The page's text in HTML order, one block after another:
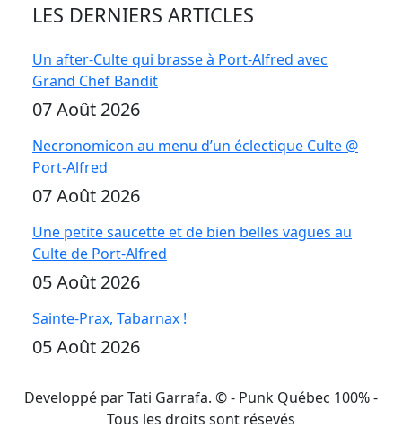
LES DERNIERS ARTICLES
Un after-Culte qui brasse à Port-Alfred avec
Grand Chef Bandit
07 Août 2026
Necronomicon au menu d’un éclectique Culte @
Port-Alfred
07 Août 2026
Une petite saucette et de bien belles vagues au
Culte de Port-Alfred
05 Août 2026
Sainte-Prax, Tabarnax !
05 Août 2026
Developpé par Tati Garrafa. ©- Punk Québec 100% -
Tous les droits sont résevés